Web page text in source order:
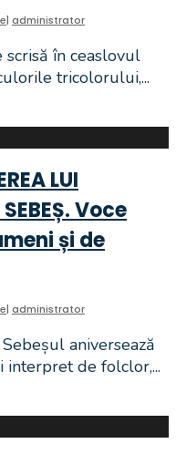
| administrator
în ceaslovul
tricolorului,...
LUI
Voce
și de
| administrator
aniversează
interpret de folclor,...